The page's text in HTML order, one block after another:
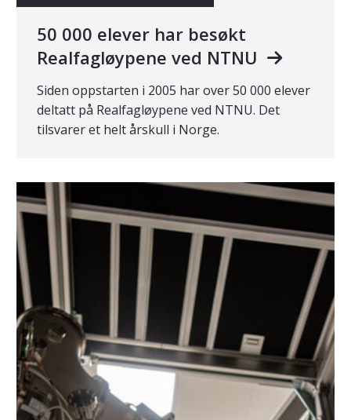
50 000 elever har besøkt
Realfagløypene ved NTNU
Siden oppstarten i 2005 har over 50 000 elever
deltatt på Realfagløypene ved NTNU. Det
tilsvarer et helt årskull i Norge.